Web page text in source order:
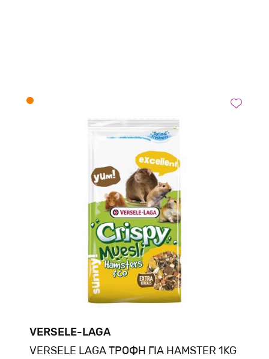
VERSELE-LAGA
VERSELE LAGA ΤΡΟΦΗ ΓΙΑ HAMSTER 1KG